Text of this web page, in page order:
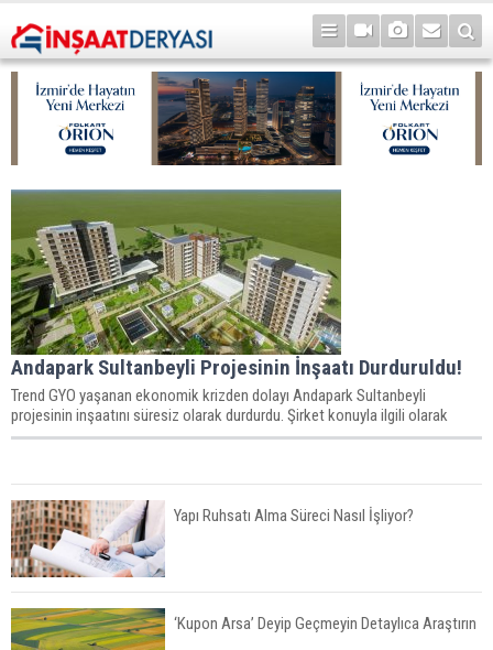
Andapark Sultanbeyli Projesinin İnşaatı Durduruldu!
Trend GYO yaşanan ekonomik krizden dolayı Andapark Sultanbeyli
projesinin inşaatını süresiz olarak durdurdu. Şirket konuyla ilgili olarak
Yapı Ruhsatı Alma Süreci Nasıl İşliyor?
‘Kupon Arsa’ Deyip Geçmeyin Detaylıca Araştırın